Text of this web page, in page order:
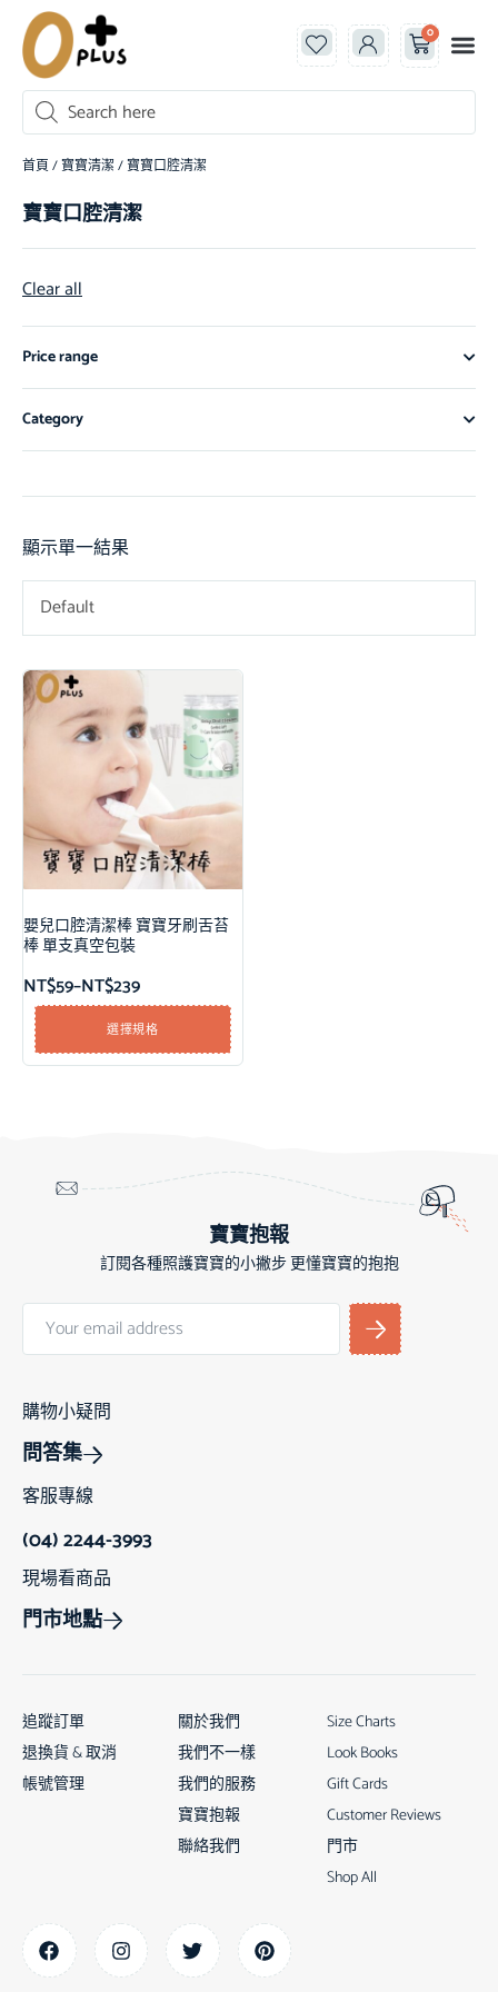
0
首頁/寶寶清潔 / 寶寶口腔清潔
寶寶口腔清潔
Clear all
Price range
Category
顯示單一結果
Default
嬰兒口腔清潔棒 寶寶牙刷舌苔
棒 單支真空包裝
NT$59–NT$239
選擇規格
寶寶抱報
訂閱各種照護寶寶的小撇步 更懂寶寶的抱抱
購物小疑問
問答集
客服專線
(04) 2244-3993
現場看商品
門市地點
Size Charts
Look Books
Gift Cards
Customer Reviews
門市
Shop All
關於我們
我們不一樣
我們的服務
寶寶抱報
聯絡我們
追蹤訂單
退換貨 & 取消
帳號管理